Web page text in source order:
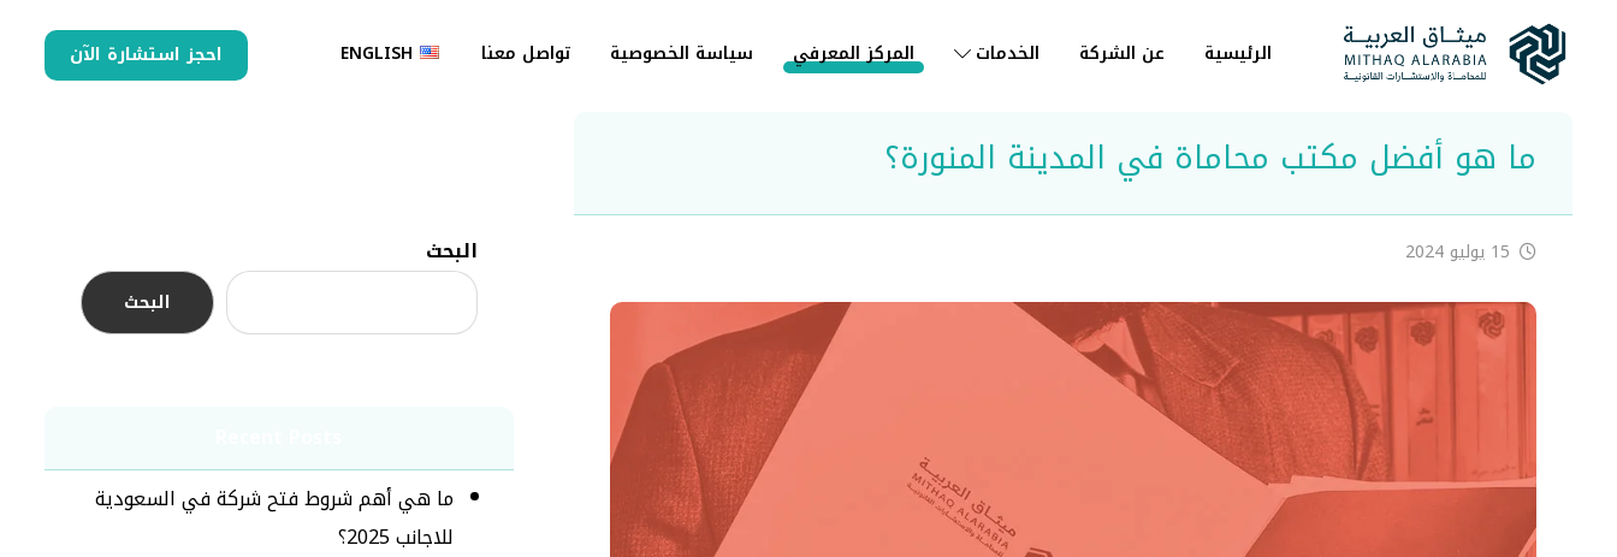
الرئيسية عن الشركة الخدمات المركز المعرفي سياسة الخصوصية تواصل معنا ENGLISH احجز استشارة الآن
ما هو أفضل مكتب محاماة في المدينة المنورة؟
15 يوليو 2024 البحث
البحث
ما هي أهم شروط فتح شركة في السعودية
للاجانب 2025؟